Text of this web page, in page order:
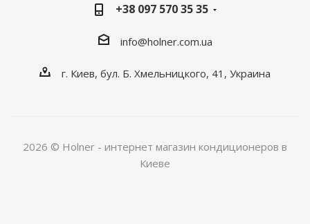
+38 097 570 35 35
info@holner.com.ua
г. Киев, бул. Б. Хмельницкого, 41, Украина
2026 © Holner - интернет магазин кондиционеров в
Киеве